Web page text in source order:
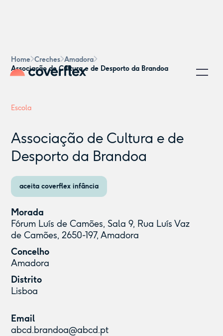
Home Creches Amadora
Associação de Cultura e de Desporto da Brandoa
Escola
Associação de Cultura e de
Desporto da Brandoa
aceita coverflex infância
Morada
Fórum Luís de Camões, Sala 9, Rua Luís Vaz
de Camões, 2650-197, Amadora
Concelho
Amadora
Distrito
Lisboa
Email
abcd.brandoa@abcd.pt